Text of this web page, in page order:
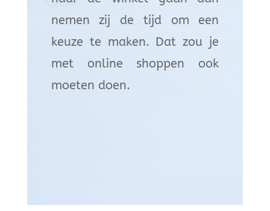
nemen zij de tijd om een
keuze te maken. Dat zou je
met online shoppen ook
moeten doen.